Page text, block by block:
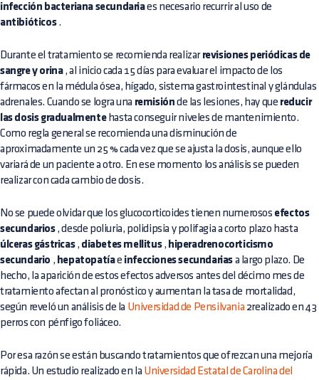
infección bacteriana secundariaes necesario recurrir al uso de
antibióticos.
Durante el tratamiento se recomienda realizar revisiones periódicas de
sangre y orina, al inicio cada 15 días para evaluar el impacto de los
fármacos en la médula ósea, hígado, sistema gastrointestinal y glándulas
adrenales. Cuando se logra una remisión de las lesiones, hay que reducir
las dosis gradualmentehasta conseguir niveles de mantenimiento.
Como regla general se recomienda una disminución de
aproximadamente un 25 % cada vez que se ajusta la dosis, aunque ello
variará de un paciente a otro. En ese momento los análisis se pueden
realizar con cada cambio de dosis.
No se puede olvidar que los glucocorticoides tienen numerosos efectos
secundarios, desde poliuria, polidipsia y polifagia a corto plazo hasta
úlceras gástricas, diabetes mellitus, hiperadrenocorticismo
secundario , hepatopatíae infecciones secundarias a largo plazo. De
hecho, la aparición de estos efectos adversos antes del décimo mes de
tratamiento afectan al pronóstico y aumentan la tasa de mortalidad,
según reveló un análisis de la Universidad de Pensilvania 2realizado en 43
perros con pénfigo foliáceo.
Por esa razón se están buscando tratamientos que ofrezcan una mejoría
rápida. Un estudio realizado en la Universidad Estatal de Carolina del